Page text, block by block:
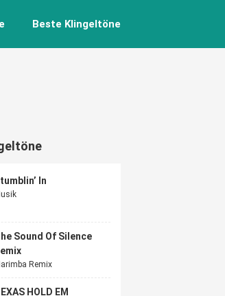
Beste Klingeltöne
In
Sound Of Silence
Remix
HOLD EM